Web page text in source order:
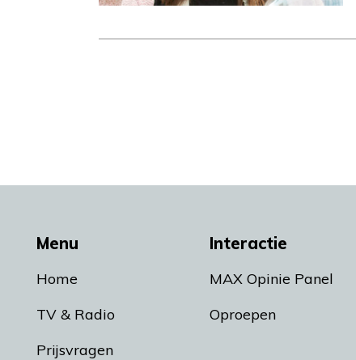
Menu
Home
TV & Radio
Prijsvragen
Interactie
MAX Opinie Panel
Oproepen